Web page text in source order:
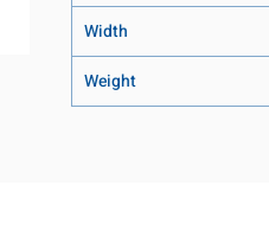
Width
Weight